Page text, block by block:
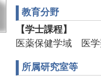
教育分野
【学士課程】
医薬保健学域 医
所属研究室等